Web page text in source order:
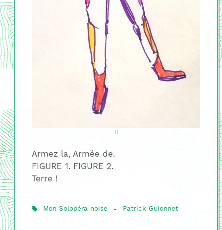
Armez la, Armée de.
FIGURE 1. FIGURE 2.
Terre !
Mon Solopéra noise - Patrick Guionnet